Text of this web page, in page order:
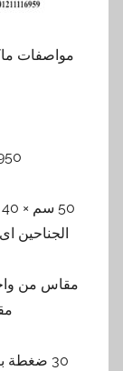
مواصفات ماكينة
950 وات + 800 وات
الجناحين
مقاسه